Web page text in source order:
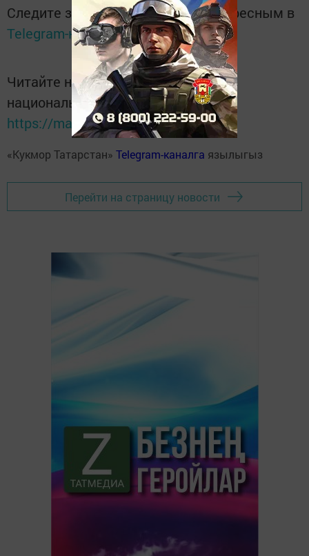
Следите за самым важным и интересным в
Telegram-каналеТатмедиа
Читайте новости Татарстана в
национальном мессенджере MАХ:
https://max.ru/tatmedia
«Кукмор Татарстан» Telegram-каналга язылыгыз
Перейти на страницу новости